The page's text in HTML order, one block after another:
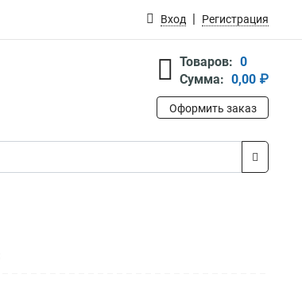
Вход Регистрация
Товаров: 0
Сумма: 0,00 ₽
Оформить заказ